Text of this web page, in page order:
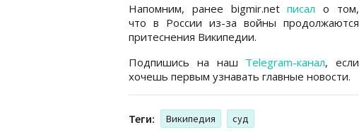
Напомним, ранее bigmir.netписал о том,
что в России из-за войны продолжаются
притеснения Википедии.
Подпишись на наш Telegram-канал, если
хочешь первым узнавать главные новости.
Теги: Википедия суд